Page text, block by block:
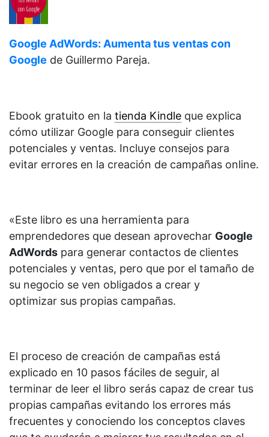
Google AdWords: Aumenta tus ventas con
Google de Guillermo Pareja.
Ebook gratuito en la tienda Kindle que explica
cómo utilizar Google para conseguir clientes
potenciales y ventas. Incluye consejos para
evitar errores en la creación de campañas online.
«Este libro es una herramienta para
emprendedores que desean aprovechar Google
AdWords para generar contactos de clientes
potenciales y ventas, pero que por el tamaño de
su negocio se ven obligados a crear y
optimizar sus propias campañas.
El proceso de creación de campañas está
explicado en 10 pasos fáciles de seguir, al
terminar de leer el libro serás capaz de crear tus
propias campañas evitando los errores más
frecuentes y conociendo los conceptos claves